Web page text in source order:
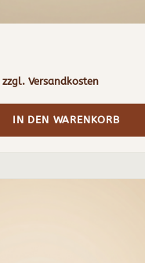
Versandkosten
IN DEN WARENKORB